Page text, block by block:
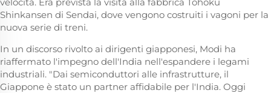
Shinkansen di Sendai, dove vengono costruiti i vagoni per la
nuova serie di treni.
In un discorso rivolto ai dirigenti giapponesi, Modi ha
riaffermato l'impegno dell'India nell'espandere i legami
industriali. "Dai semiconduttori alle infrastrutture, il
Giappone è stato un partner affidabile per l'India. Oggi